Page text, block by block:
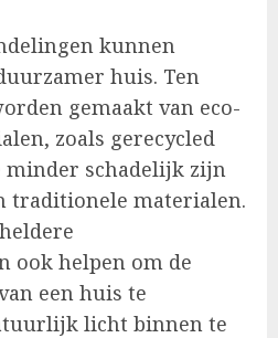
kunnen
huis. Ten
gemaakt van eco-
zoals gerecycled
minder schadelijk zijn
traditionele materialen.
ook helpen om de
een huis te
licht binnen te